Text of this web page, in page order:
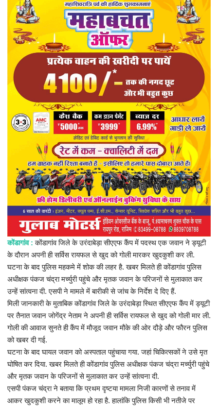
मैगज़ीन की लेख
प्रमुख खबर
हेल्थ
Language
hindi
कोंडागांव : कोंडागांव जिले के उरंदाबेड़ा सीएएफ कैंप में पदस्थ एक जवान ने ड्यूटी
के दौरान अपनी ही सर्विस रायफल से खुद को गोली मारकर खुदकुशी कर ली.
घटना के बाद पुलिस महकमे में शोक की लहर है. खबर मिलते ही कोंडागांव पुलिस
अधीक्षक पंकज चंद्रा मर्च्युरी पहुंचे और मृतक जवान के परिजनों से मुलाकात कर
उन्हें सांत्वना दी. एसपी ने मामले में बारीकी से जांच के निर्देश दे दिए हैं.
मिली जानकारी के मुताबिक कोंडागांव जिले के उरंदाबेड़ा स्थित सीएएफ कैंप में ड्यूटी
पर तैनात जवान जोगेंद्र नेताम ने अपनी ही सर्विस रायफल से खुद को गोली मार ली.
गोली की आवाज सुनते ही कैंप में मौजूद जवान मौके की ओर दौड़े और फौरन पुलिस
को खबर दी गई.
घटना के बाद घायल जवान को अस्पताल पहुंचाया गया. जहां चिकित्सकों ने उसे मृत
घोषित कर दिया. खबर मिलते ही कोंडागांव पुलिस अधीक्षक पंकज चंद्रा मर्च्युरी पहुंचे
और मृतक जवान के परिजनों से मुलाकात कर उन्हें सांत्वना दी.
एसपी पंकज चंद्रा ने बताया कि प्रथम दृष्टया मामला निजी कारणों से तनाव में
आकर खुदकुशी करने का मालूम हो रहा है. हालांकि पुलिस किसी भी नतीजे पर